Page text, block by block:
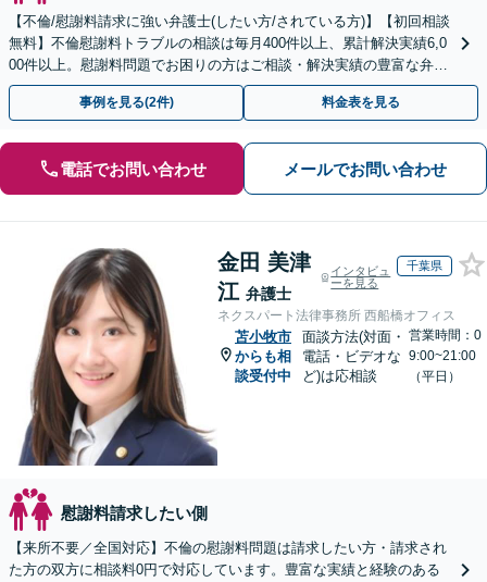
【不倫/慰謝料請求に強い弁護士(したい方/されている方)】【初回相談
無料】不倫慰謝料トラブルの相談は毎月400件以上、累計解決実績6,0
00件以上。慰謝料問題でお困りの方はご相談・解決実績の豊富な弁護
士による無料相談をご利用ください。
事例を見る(2件) 料金表を見る
電話でお問い合わせ メールでお問い合わせ
金田 美津
江 弁護士
インタビュ
ーを見る
千葉県
ネクスパート法律事務所 西船橋オフィス
苫小牧市
からも相
談受付中
面談方法(対面・
電話・ビデオな
ど)は応相談
営業時間：0
9:00~21:00
（平日）
慰謝料請求したい側
【来所不要／全国対応】不倫の慰謝料問題は請求したい方・請求され
た方の双方に相談料0円で対応しています。豊富な実績と経験のある